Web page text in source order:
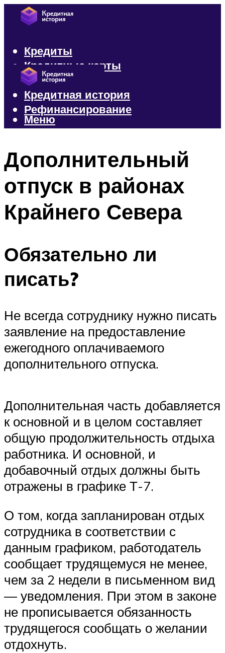
Кредиты
Кредитные карты
Микрозаймы
Кредитная история
Рефинансирование
Меню
Дополнительный
отпуск в районах
Крайнего Севера
Обязательно ли
писать?
Не всегда сотруднику нужно писать
заявление на предоставление
ежегодного оплачиваемого
дополнительного отпуска.
Дополнительная часть добавляется
к основной и в целом составляет
общую продолжительность отдыха
работника. И основной, и
добавочный отдых должны быть
отражены в графике Т-7.
О том, когда запланирован отдых
сотрудника в соответствии с
данным графиком, работодатель
сообщает трудящемуся не менее,
чем за 2 недели в письменном вид
— уведомления. При этом в законе
не прописывается обязанность
трудящегося сообщать о желании
отдохнуть.